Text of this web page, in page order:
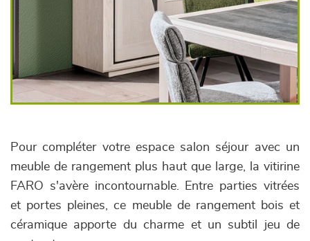
Pour compléter votre espace salon séjour avec un
meuble de rangement plus haut que large, la vitirine
FARO s'avère incontournable. Entre parties vitrées
et portes pleines, ce meuble de rangement bois et
céramique apporte du charme et un subtil jeu de